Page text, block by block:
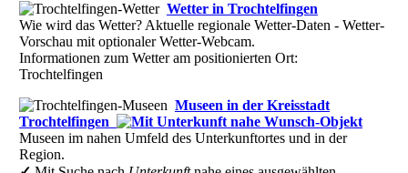
Wetter in Trochtelfingen
Wie wird das Wetter? Aktuelle regionale Wetter-Daten - Wetter-
Vorschau mit optionaler Wetter-Webcam.
Informationen zum Wetter am positionierten Ort:
Trochtelfingen
Museen in der Kreisstadt
Trochtelfingen
Museen im nahen Umfeld des Unterkunftortes und in der
Region.